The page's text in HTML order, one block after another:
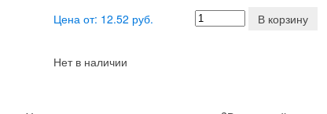
Цена от: 12.52 руб.
Нет в наличии
В корзину